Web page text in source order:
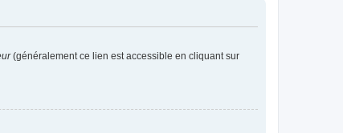
(généralement ce lien est accessible en cliquant sur